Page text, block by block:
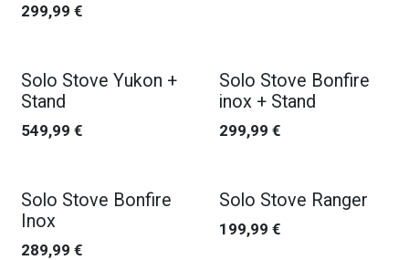
299,99 €
Solo Stove Yukon +
Stand
549,99 €
Solo Stove Bonfire
inox + Stand
299,99 €
Solo Stove Bonfire
Inox
289,99 €
Solo Stove Ranger
199,99 €